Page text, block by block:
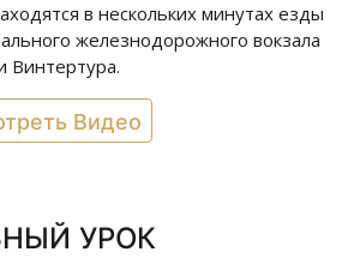
в нескольких минутах езды
железнодорожного вокзала
Винтертура.
Видео
УРОК